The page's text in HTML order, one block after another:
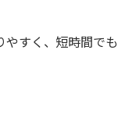
やすく、短時間でも